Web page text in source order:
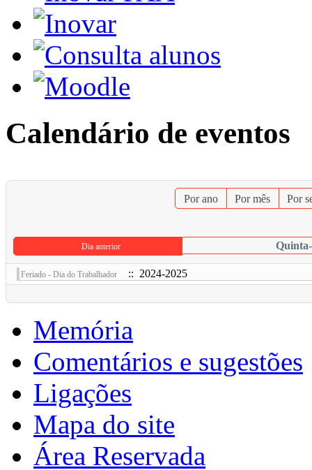
Calendário de eventos
Por ano Por mês Por
Dia anterior
Feriado - Dia do Trabalhador :: 2024-2025
Memória
Comentários e sugestões
Ligações
Mapa do site
Área Reservada